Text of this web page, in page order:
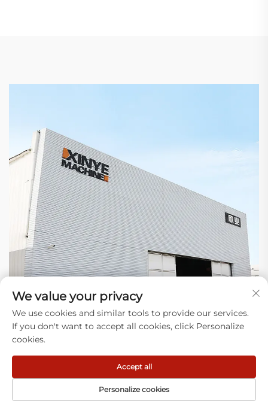
Warum uns wählen
1) Expertise: Wir konzentrieren uns darauf, Anlagen zur
Herstellung von Kunststoffbeuteln zu bauen und reale
We value your privacy
We use cookies and similar tools to provide our services.
If you don't want to accept all cookies, click Personalize
cookies.
Personalize cookies
Accept all